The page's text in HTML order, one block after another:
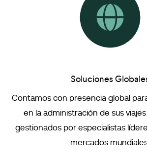
Soluciones
Contamos con presencia global
en la administración de sus
gestionados por especialistas
mercados